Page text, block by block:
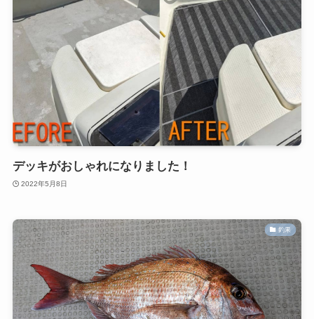
デッキがおしゃれになりました！
2022年5月8日
釣果